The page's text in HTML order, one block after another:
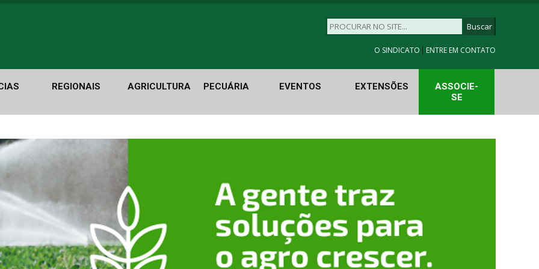
O SINDICATO | ENTRE EM CONTATO
REGIONAIS AGRICULTURA PECUÁRIA EVENTOS EXTENSÕES
ASSOCIE-
SE